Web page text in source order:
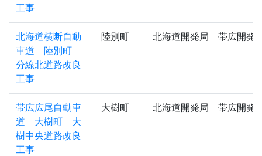
工事
北海道横断自動
車道 陸別町
分線北道路改良
工事
陸別町 北海道開発局 帯広開発
帯広広尾自動車
道 大樹町 大
樹中央道路改良
工事
大樹町 北海道開発局 帯広開発